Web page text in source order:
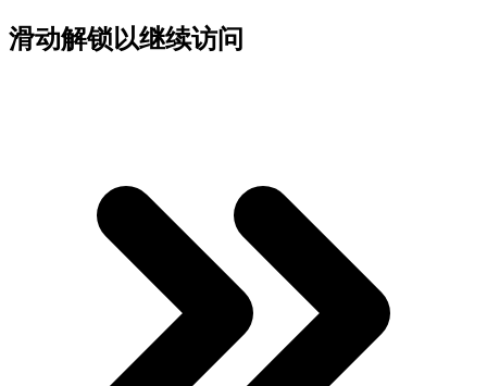
滑动解锁以继续访问